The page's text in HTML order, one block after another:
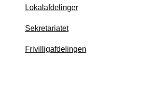
Lokalafdelinger
Sekretariatet
Frivilligafdelingen